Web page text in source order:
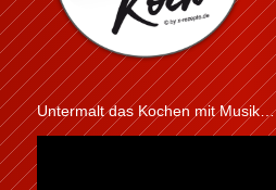
Untermalt das Kochen mit Musik…